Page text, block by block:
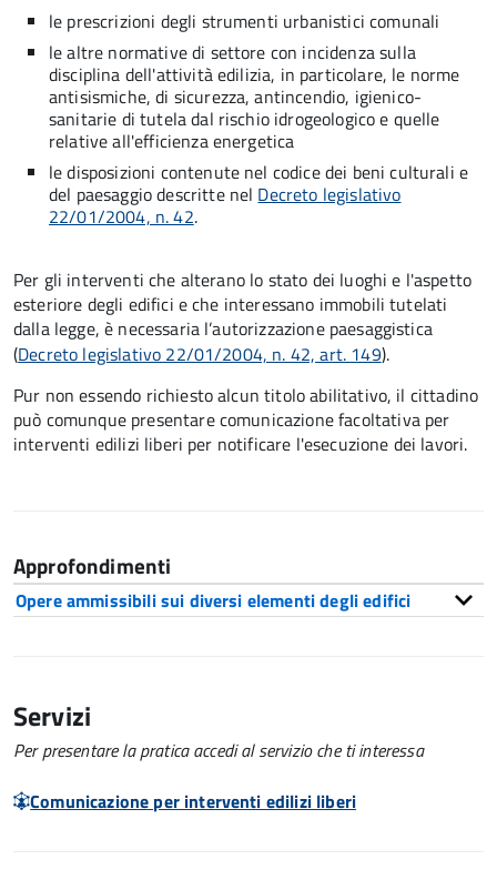
le prescrizioni degli strumenti urbanistici comunali
le altre normative di settore con incidenza sulla
disciplina dell'attività edilizia, in particolare, le norme
antisismiche, di sicurezza, antincendio, igienico-
sanitarie di tutela dal rischio idrogeologico e quelle
relative all'efficienza energetica
le disposizioni contenute nel codice dei beni culturali e
del paesaggio descritte nel Decreto legislativo
22/01/2004, n. 42.
Per gli interventi che alterano lo stato dei luoghi e l'aspetto
esteriore degli edifici e che interessano immobili tutelati
dalla legge, è necessaria l’autorizzazione paesaggistica
(Decreto legislativo 22/01/2004, n. 42, art. 149).
Pur non essendo richiesto alcun titolo abilitativo, il cittadino
può comunque presentare comunicazione facoltativa per
interventi edilizi liberi per notificare l'esecuzione dei lavori.
Approfondimenti
Opere ammissibili sui diversi elementi degli edifici
Servizi
Per presentare la pratica accedi al servizio che ti interessa
Comunicazione per interventi edilizi liberi